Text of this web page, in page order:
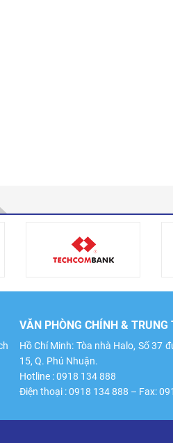
VĂN PHÒNG CHÍNH &
Hồ Chí Minh: Tòa nhà Halo, Số 37
15, Q. Phú Nhuận.
Hotline : 0918 134 888
Điện thoại : 0918 134 888 – Fax: